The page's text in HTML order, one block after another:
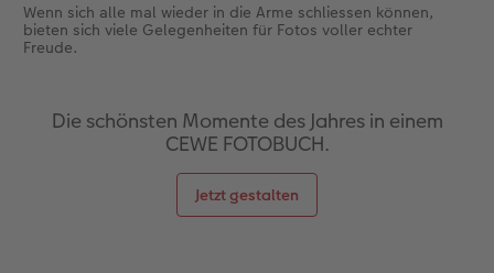
Wenn sich alle mal wieder in die Arme schliessen können,
bieten sich viele Gelegenheiten für Fotos voller echter
Freude.
Die schönsten Momente des Jahres in einem
CEWE FOTOBUCH.
Jetzt gestalten